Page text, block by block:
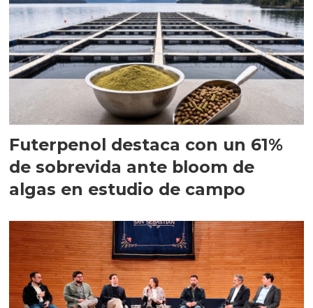
Futerpenol destaca con un 61%
de sobrevida ante bloom de
algas en estudio de campo